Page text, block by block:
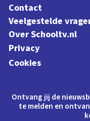
Contact
Veelgestelde
Over Schooltv.nl
Privacy
Cookies
Ontvang jij de
te melden en